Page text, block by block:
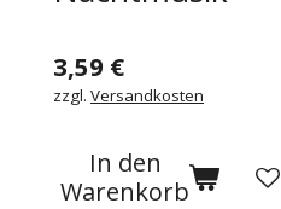
3,59 €
zzgl. Versandkosten
In den
Warenkorb